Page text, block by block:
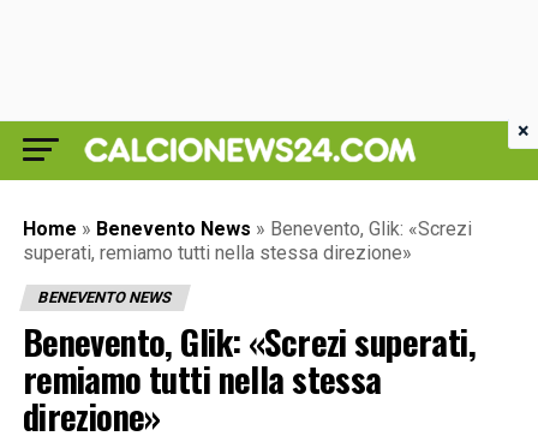
Home » Benevento News » Benevento, Glik: «Screzi
superati, remiamo tutti nella stessa direzione»
BENEVENTO NEWS
Benevento, Glik: «Screzi superati,
remiamo tutti nella stessa
direzione»
×